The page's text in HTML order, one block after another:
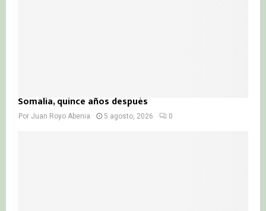
Somalia, quince años después
Por Juan Royo Abenia 5 agosto, 2026 0